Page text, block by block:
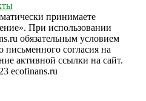
принимаете
При использовании
обязательным условием
письменного согласия на
активной ссылки на сайт.
ecofinans.ru